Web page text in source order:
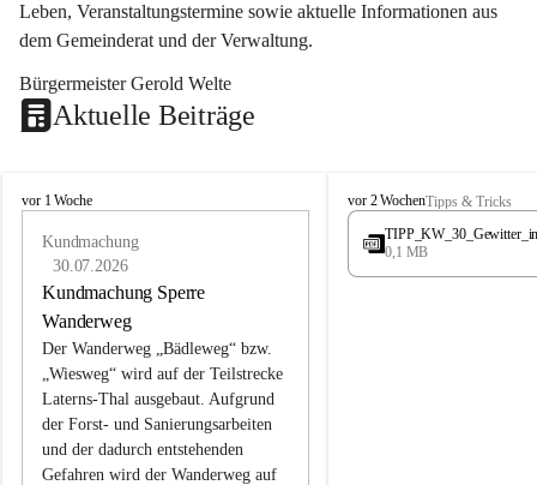
Leben, Veranstaltungstermine sowie aktuelle Informationen aus
dem Gemeinderat und der Verwaltung.
Bürgermeister Gerold Welte
Aktuelle Beiträge
L
vor 1 Woche
Kundmachung
30.07.2026
Kundmachung Sperre
Wanderweg
Der Wanderweg „Bädleweg“ bzw.
„Wiesweg“ wird auf der Teilstrecke
Laterns-Thal ausgebaut. Aufgrund
der Forst- und Sanierungsarbeiten
und der dadurch entstehenden
Gefahren wird der Wanderweg auf
L
a
e
vor 2 WochenTipps & Tricks
0,1 MB